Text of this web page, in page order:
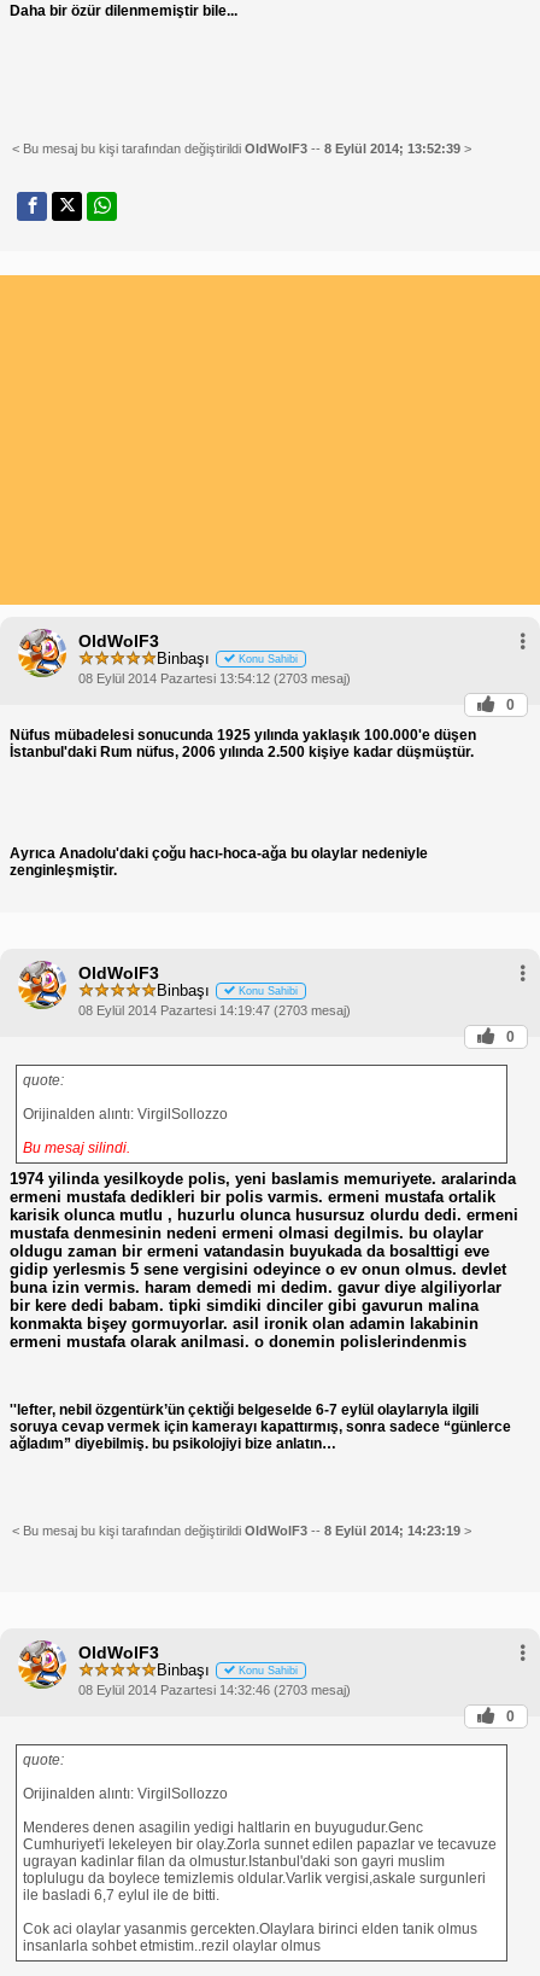
Daha bir özür dilenmemiştir bile...
< Bu mesaj bu kişi tarafından değiştirildi OldWolF3 -- 8 Eylül 2014; 13:52:39 >
OldWolF3
Binbaşı Konu Sahibi
08 Eylül 2014 Pazartesi 13:54:12 (2703 mesaj)
0
Nüfus mübadelesi sonucunda 1925 yılında yaklaşık 100.000'e düşen
İstanbul'daki Rum nüfus, 2006 yılında 2.500 kişiye kadar düşmüştür.
Ayrıca Anadolu'daki çoğu hacı-hoca-ağa bu olaylar nedeniyle
zenginleşmiştir.
OldWolF3
Binbaşı Konu Sahibi
08 Eylül 2014 Pazartesi 14:19:47 (2703 mesaj)
0
quote:
Orijinalden alıntı: VirgilSollozzo
Bu mesaj silindi.
1974 yilinda yesilkoyde polis, yeni baslamis memuriyete. aralarinda
ermeni mustafa dedikleri bir polis varmis. ermeni mustafa ortalik
karisik olunca mutlu , huzurlu olunca husursuz olurdu dedi. ermeni
mustafa denmesinin nedeni ermeni olmasi degilmis. bu olaylar
oldugu zaman bir ermeni vatandasin buyukada da bosalttigi eve
gidip yerlesmis 5 sene vergisini odeyince o ev onun olmus. devlet
buna izin vermis. haram demedi mi dedim. gavur diye algiliyorlar
bir kere dedi babam. tipki simdiki dinciler gibi gavurun malina
konmakta bişey gormuyorlar. asil ironik olan adamin lakabinin
ermeni mustafa olarak anilmasi. o donemin polislerindenmis
''lefter, nebil özgentürk’ün çektiği belgeselde 6-7 eylül olaylarıyla ilgili
soruya cevap vermek için kamerayı kapattırmış, sonra sadece “günlerce
ağladım” diyebilmiş. bu psikolojiyi bize anlatın…
< Bu mesaj bu kişi tarafından değiştirildi OldWolF3 -- 8 Eylül 2014; 14:23:19 >
OldWolF3
Binbaşı Konu Sahibi
08 Eylül 2014 Pazartesi 14:32:46 (2703 mesaj)
0
quote:
Orijinalden alıntı: VirgilSollozzo
Menderes denen asagilin yedigi haltlarin en buyugudur.Genc
Cumhuriyet'i lekeleyen bir olay.Zorla sunnet edilen papazlar ve tecavuze
ugrayan kadinlar filan da olmustur.Istanbul'daki son gayri muslim
toplulugu da boylece temizlemis oldular.Varlik vergisi,askale surgunleri
ile basladi 6,7 eylul ile de bitti.
Cok aci olaylar yasanmis gercekten.Olaylara birinci elden tanik olmus
insanlarla sohbet etmistim..rezil olaylar olmus